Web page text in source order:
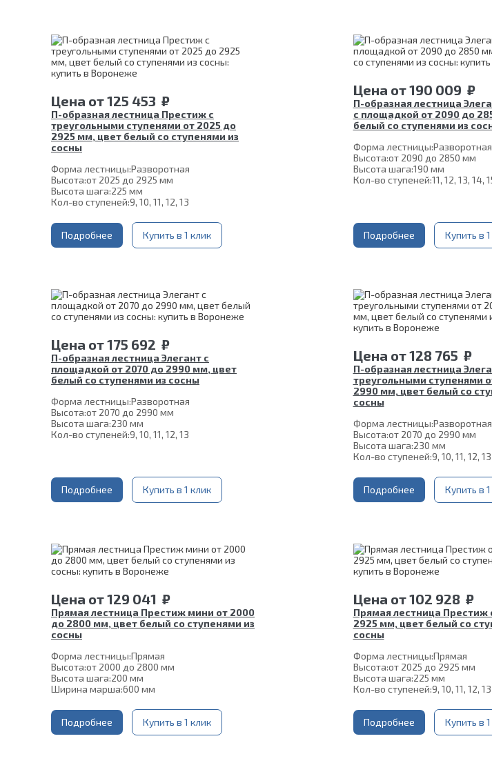
Угол наклона:
Срок гарантии (на
Цена от125 453 ₽
П-образная лестница Престиж с
треугольными ступенями от 2025 до
2925 мм, цвет белый со ступенями из
сосны
Форма лестницы:Разворотная
Высота:от 2025 до 2925 мм
Высота шага:225 мм
Кол-во ступеней:9, 10, 11, 12, 13
Ширина марша: 900 мм
Глубина ступени:
300 мм
Материал каркаса:Сталь
Угол наклона:
Срок гарантии (на металлокаркас):
25 лет
Подробнее Купить в 1 клик
Цена от190 009 ₽
П-образная лестница
с площадкой от 2090 до
белый со ступенями из
Форма лестницы:Разворотная
Высота:от 2090 до 2850 мм
Высота шага:190 мм
Кол-во ступеней:11, 12, 13, 14,
Материал ступеней:Сосна
Ширина марша:
900 мм
Конструкция:На двойном
Подробнее Купить в
Цена от175 692 ₽
П-образная лестница Элегант с
площадкой от 2070 до 2990 мм, цвет
белый со ступенями из сосны
Форма лестницы:Разворотная
Высота:от 2070 до 2990 мм
Высота шага:230 мм
Кол-во ступеней:9, 10, 11, 12, 13
Ширина марша: 900 мм
Материал ступеней:Сосна
Конструкция:На двойном косоуре
Подробнее Купить в 1 клик
Цена от128 765 ₽
П-образная лестница
треугольными ступенями
2990 мм, цвет белый со
сосны
Форма лестницы:Разворотная
Высота:от 2070 до 2990 мм
Высота шага:230 мм
Кол-во ступеней:9, 10, 11, 12, 13
Глубина ступени:
300 мм
Материал каркаса:
Сталь
Конструкция:На двойном
Угол наклона:
Срок гарантии (на
Подробнее Купить в
Цена от129 041 ₽
Прямая лестница Престиж мини от 2000
до 2800 мм, цвет белый со ступенями из
сосны
Форма лестницы:Прямая
Высота:от 2000 до 2800 мм
Высота шага:200 мм
Ширина марша:600 мм
Толщина ступени:40 мм
Угол наклона:
Глубина ступени:
300 мм
Подробнее Купить в 1 клик
Цена от102 928 ₽
Прямая лестница Престиж
2925 мм, цвет белый со
сосны
Форма лестницы:Прямая
Высота:от 2025 до 2925 мм
Высота шага:225 мм
Кол-во ступеней:9, 10, 11, 12, 13
Угол наклона:45°
Ширина марша:
900 мм
Глубина ступени:
300 мм
Подробнее Купить в